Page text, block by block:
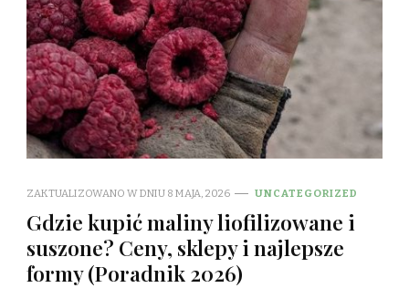
ZAKTUALIZOWANO W DNIU 8 MAJA, 2026 UNCATEGORIZED
Gdzie kupić maliny liofilizowane i
suszone? Ceny, sklepy i najlepsze
formy (Poradnik 2026)